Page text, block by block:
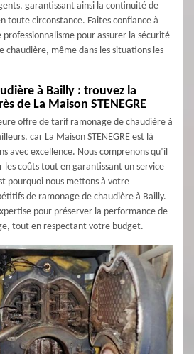
garantissant ainsi la continuité de
toute circonstance. Faites confiance à
pour assurer la sécurité
même dans les situations les
à Bailly : trouvez la
de La Maison STENEGRE
offre de tarif ramonage de chaudière à
car La Maison STENEGRE est là
avec excellence. Nous comprenons qu’il
coûts tout en garantissant un service
pourquoi nous mettons à votre
de ramonage de chaudière à Bailly.
pour préserver la performance de
tout en respectant votre budget.